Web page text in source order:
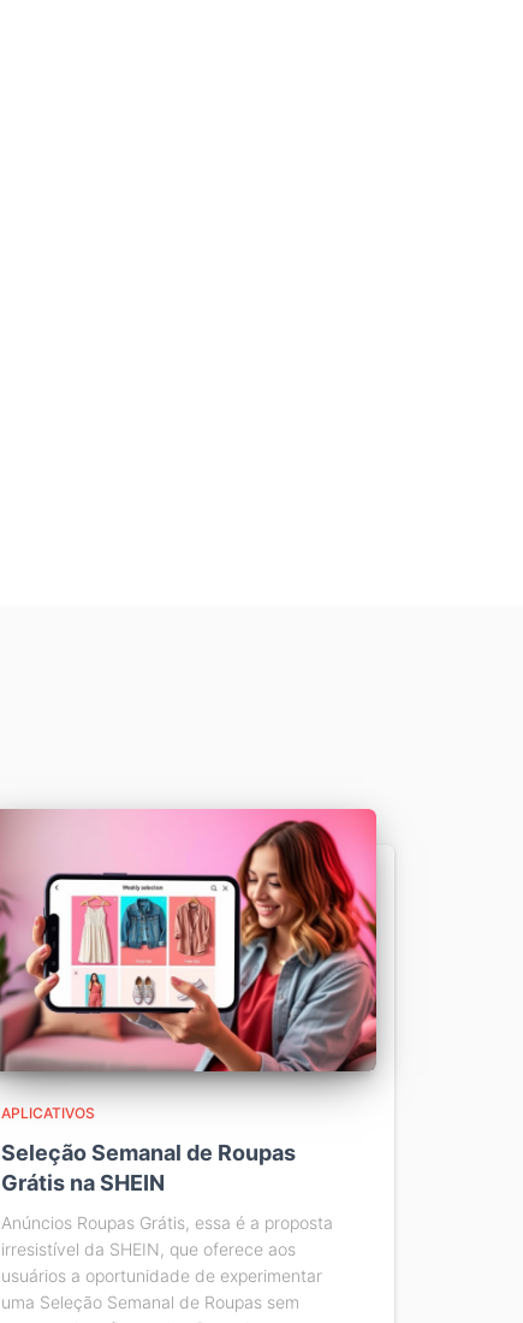
APLICATIVOS
Seleção Semanal de Roupas
Grátis na SHEIN
Anúncios Roupas Grátis, essa é a proposta
irresistível da SHEIN, que oferece aos
usuários a oportunidade de experimentar
uma Seleção Semanal de Roupas sem